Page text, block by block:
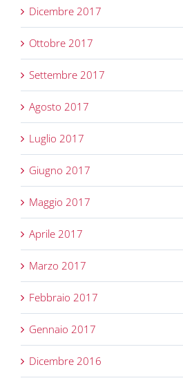
Dicembre 2017
Ottobre 2017
Settembre 2017
Agosto 2017
Luglio 2017
Giugno 2017
Maggio 2017
Aprile 2017
Marzo 2017
Febbraio 2017
Gennaio 2017
Dicembre 2016